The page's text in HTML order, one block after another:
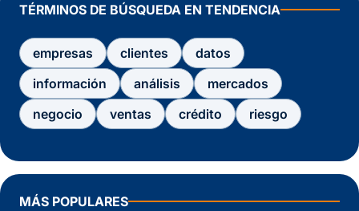
TÉRMINOS DE BÚSQUEDA EN TENDENCIA
empresas clientes
datos
información
análisis
mercados
negocio
ventas crédito riesgo
MÁS POPULARES